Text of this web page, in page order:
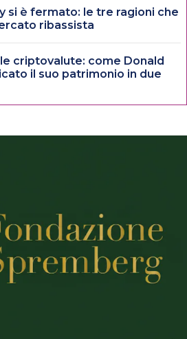
si è fermato: le tre ragioni che
ribassista
criptovalute: come Donald
il suo patrimonio in due